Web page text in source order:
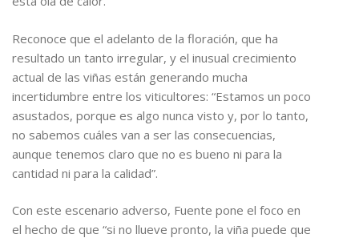
Reconoce que el adelanto de la floración, que ha
resultado un tanto irregular, y el inusual crecimiento
actual de las viñas están generando mucha
incertidumbre entre los viticultores: “Estamos un poco
asustados, porque es algo nunca visto y, por lo tanto,
no sabemos cuáles van a ser las consecuencias,
aunque tenemos claro que no es bueno ni para la
cantidad ni para la calidad”.
Con este escenario adverso, Fuente pone el foco en
el hecho de que “si no llueve pronto, la viña puede que